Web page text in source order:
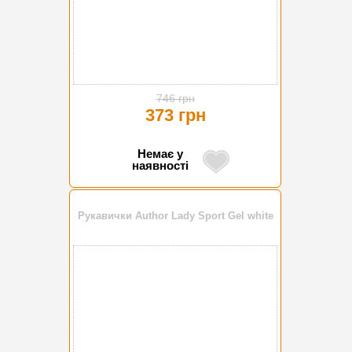
746 грн
373 грн
Немає у
наявності
Рукавички Author Lady Sport Gel white